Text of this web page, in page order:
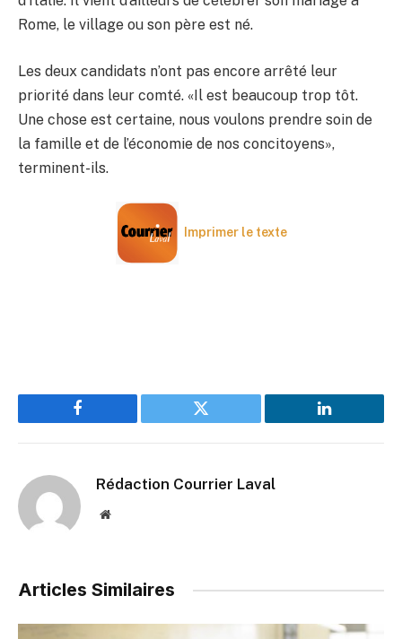
Rome, le village ou son père est né.
Les deux candidats n’ont pas encore arrêté leur
priorité dans leur comté. «Il est beaucoup trop tôt.
Une chose est certaine, nous voulons prendre soin de
la famille et de l’économie de nos concitoyens»,
terminent-ils.
Imprimer le texte
Facebook Twitter LinkedIn
Rédaction Courrier Laval
Website
Articles Similaires